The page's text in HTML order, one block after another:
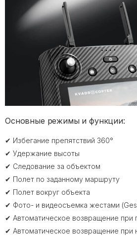
Основные режимы и функции:
✔ Избегание препятствий 360°
✔ Удержание высоты
✔ Следование за объектом
✔ Полет по заданному маршруту
✔ Полет вокруг объекта
✔ Фото- и видеосъемка жестами
✔ Автоматическое возвращение при
✔ Автоматическое возвращение при